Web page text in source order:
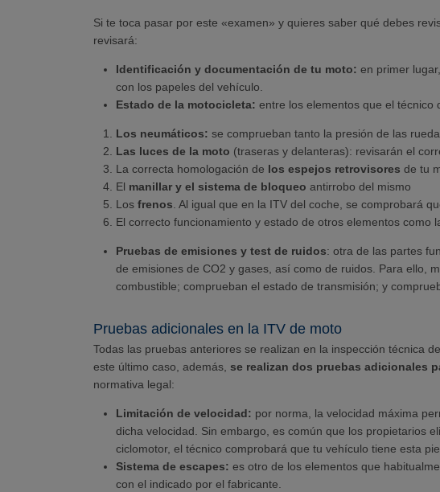
Si te toca pasar por este «examen» y quieres saber qué debes
revisará:
Identificación y documentación de tu moto: en primer
con los papeles del vehículo.
Estado de la motocicleta: entre los elementos que el técnico
Los neumáticos: se comprueban tanto la presión de las
Las luces de la moto (traseras y delanteras): revisarán el
La correcta homologación de los espejos retrovisores de tu
El manillar y el sistema de bloqueo antirrobo del mismo
Los frenos . Al igual que en la ITV del coche, se comprobará
El correcto funcionamiento y estado de otros elementos como
Pruebas de emisiones y test de ruidos: otra de las partes
de emisiones de CO2 y gases, así como de ruidos. Para ello,
combustible; comprueban el estado de transmisión; y
Pruebas adicionales en la ITV de moto
Todas las pruebas anteriores se realizan en la inspección técnica
este último caso, además, se realizan dos pruebas adicionales
normativa legal:
Limitación de velocidad: por norma, la velocidad máxima
dicha velocidad. Sin embargo, es común que los propietarios
ciclomotor, el técnico comprobará que tu vehículo tiene esta
Sistema de escapes: es otro de los elementos que
con el indicado por el fabricante.